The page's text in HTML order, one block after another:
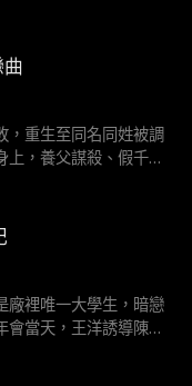
終於把彼此拉出註定
，重生至同名同姓被調
，養父謀殺、假千金
相對，變為雙向救
廠裡唯一大學生，暗戀
會當天，王洋誘導陳宇